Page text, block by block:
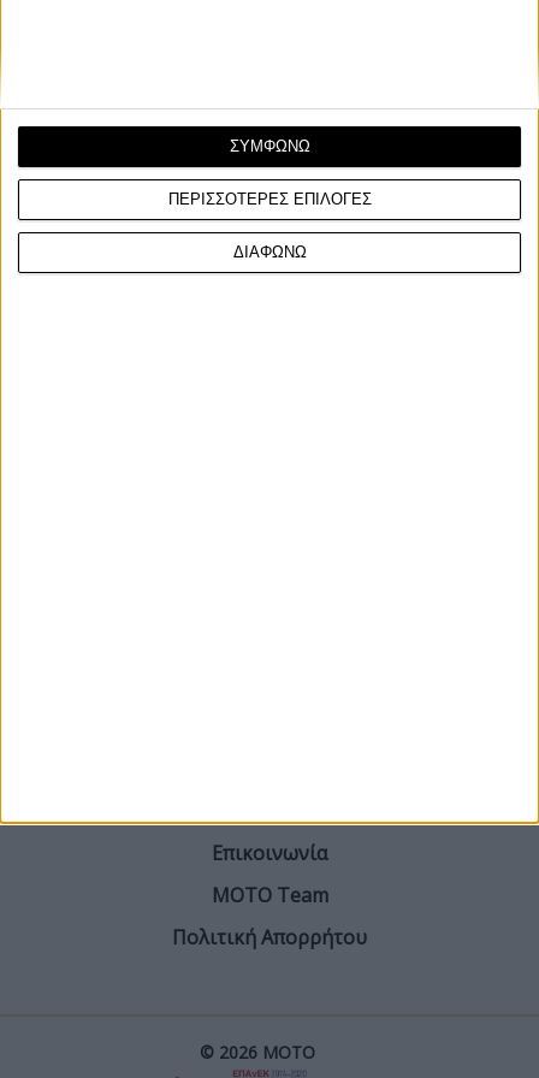
ΠΕΡΙΣΣΟΤΕΡΕΣ ΕΠΙΛΟΓΕΣ
ΔΙΑΦΩΝΩ
ΣΥΜΦΩΝΩ
Επικοινωνία
ΜΟΤΟ Team
Πολιτική Απορρήτου
© 2026 ΜΟΤΟ